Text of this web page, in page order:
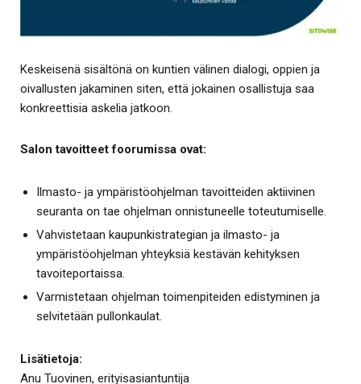
Keskeisenä sisältönä on kuntien välinen dialogi, oppien ja
oivallusten jakaminen siten, että jokainen osallistuja saa
konkreettisia askelia jatkoon.
Salon tavoitteet foorumissa ovat:
Ilmasto- ja ympäristöohjelman tavoitteiden aktiivinen
seuranta on tae ohjelman onnistuneelle toteutumiselle.
Vahvistetaan kaupunkistrategian ja ilmasto- ja
ympäristöohjelman yhteyksiä kestävän kehityksen
tavoiteportaissa.
Varmistetaan ohjelman toimenpiteiden edistyminen ja
selvitetään pullonkaulat.
Lisätietoja:
Anu Tuovinen, erityisasiantuntija